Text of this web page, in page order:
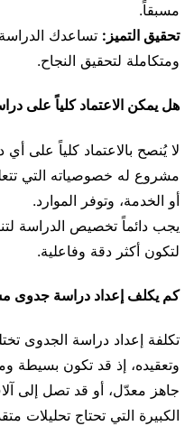
مسبقاً.
تحقيق التميز: تساعدك
ومتكاملة لتحقيق النجاح.
هل يمكن الاعتماد كلياً على
لا يُنصح بالاعتماد كلياً على
مشروع له خصوصياته التي
أو الخدمة، وتوفر الموارد.
يجب دائماً تخصيص الدراسة
لتكون أكثر دقة وفاعلية.
كم يكلف إعداد دراسة جدوى
تكلفة إعداد دراسة الجدوى
وتعقيده، إذ قد تكون بسيطة
جاهز معدّل، أو قد تصل إلى
الكبيرة التي تحتاج تحليلات